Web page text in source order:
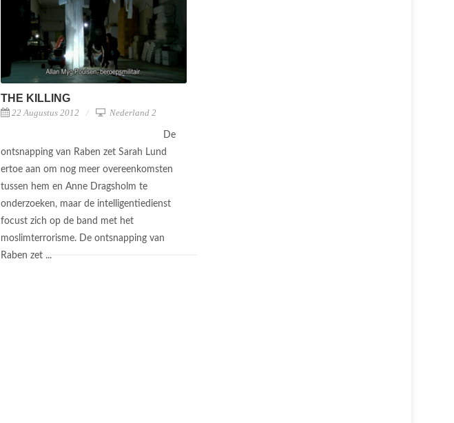
THE KILLING
22 Augustus 2012 Nederland 2
De
ontsnapping van Raben zet Sarah Lund
ertoe aan om nog meer overeenkomsten
tussen hem en Anne Dragsholm te
onderzoeken, maar de intelligentiedienst
focust zich op de band met het
moslimterrorisme. De ontsnapping van
Raben zet ...